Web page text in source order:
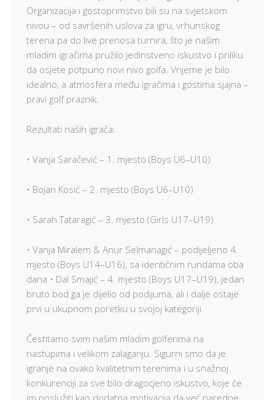
Organizacija i gostoprimstvo bili su na svjetskom
nivou – od savršenih uslova za igru, vrhunskog
terena pa do live prenosa turnira, što je našim
mladim igračima pružilo jedinstveno iskustvo i priliku
da osjete potpuno novi nivo golfa. Vrijeme je bilo
idealno, a atmosfera među igračima i gostima sjajna –
pravi golf praznik.
Rezultati naših igrača:
• Vanja Saračević – 1. mjesto (Boys U6–U10)
• Bojan Kosić – 2. mjesto (Boys U6–U10)
• Sarah Tataragić – 3. mjesto (Girls U17–U19)
• Vanja Miralem & Anur Selmanagić – podijeljeno 4.
mjesto (Boys U14–U16), sa identičnim rundama oba
dana • Dal Smajić – 4. mjesto (Boys U17–U19), jedan
bruto bod ga je dijelio od podijuma, ali i dalje ostaje
prvi u ukupnom poretku u svojoj kategoriji.
Čestitamo svim našim mladim golferima na
nastupima i velikom zalaganju. Sigurni smo da je
igranje na ovako kvalitetnim terenima i u snažnoj
konkurenciji za sve bilo dragocjeno iskustvo, koje će
im poslužiti kao dodatna motivacija da već naredne